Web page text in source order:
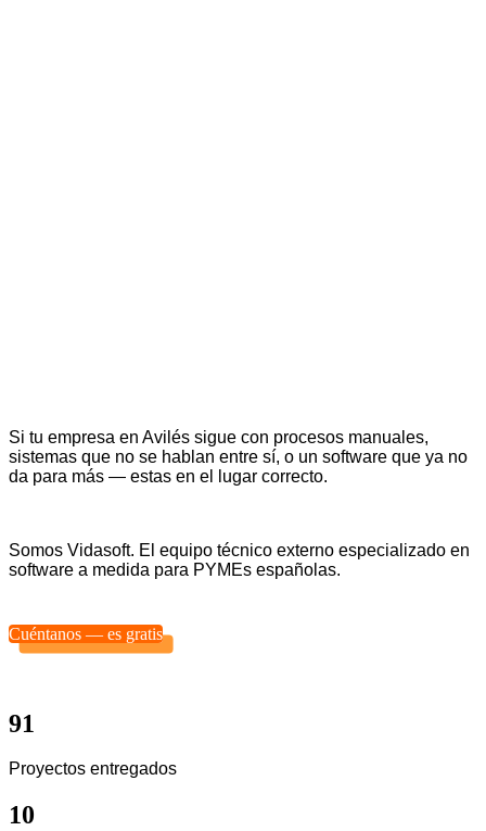
Si tu empresa en Avilés sigue con procesos manuales,
sistemas que no se hablan entre sí, o un software que ya no
da para más — estas en el lugar correcto.
Somos Vidasoft. El equipo técnico externo especializado en
software a medida para PYMEs españolas.
Cuéntanos — es gratis
91
Proyectos entregados
10